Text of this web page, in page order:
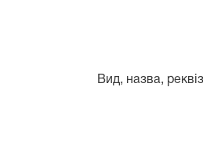
Вид, назва,